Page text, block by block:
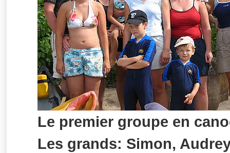
Le premier groupe en
Les grands: Simon,